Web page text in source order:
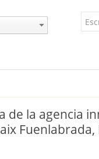
de la agencia